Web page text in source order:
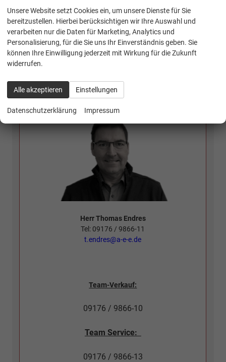
Kontakt Verkauf:
Herr Thomas Endres
Tel: 09176 / 9866-11
t.endres@a-e-e.de
Team-Verkauf:
09176 / 9866-10
Team Service:
09176 / 9866-13
Unsere Website setzt Cookies ein, um unsere Dienste für Sie
bereitzustellen. Hierbei berücksichtigen wir Ihre Auswahl und
verarbeiten nur die Daten für Marketing, Analytics und
Personalisierung, für die Sie uns Ihr Einverständnis geben. Sie
können Ihre Einwilligung jederzeit mit Wirkung für die Zukunft
widerrufen.
Alle akzeptieren Einstellungen
Datenschutzerklärung Impressum